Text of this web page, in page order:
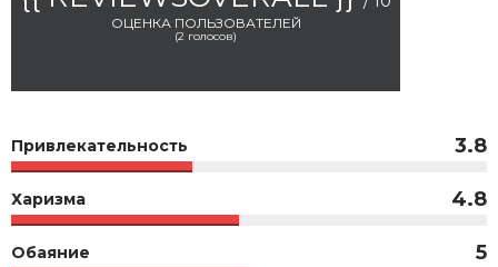
ОЦЕНКА ПОЛЬЗОВАТЕЛЕЙ
(2 голосов)
Привлекательность 3.8
Харизма 4.8
Обаяние 5